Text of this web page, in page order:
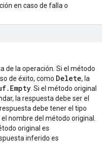
en caso de falla o
de la operación. Si el método
de éxito, como Delete, la
. Si el método original
la respuesta debe ser el
debe tener el tipo
el nombre del método original.
original es
inferido es